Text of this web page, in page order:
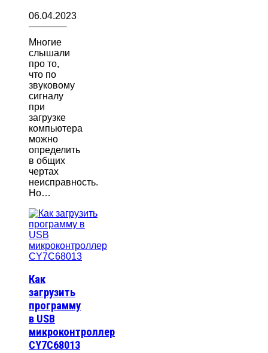
06.04.2023
Многие
слышали
про то,
что по
звуковому
сигналу
при
загрузке
компьютера
можно
определить
в общих
чертах
неисправность.
Но…
Как
загрузить
программу
в USB
микроконтроллер
CY7C68013